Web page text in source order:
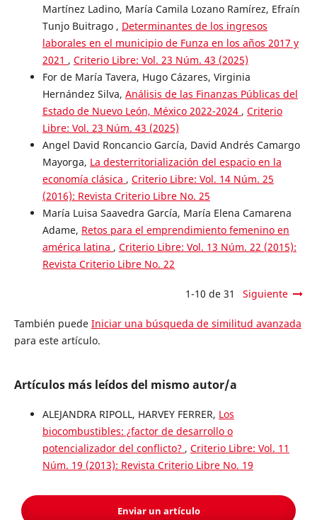
Martínez Ladino, María Camila Lozano Ramírez, Efraín
Tunjo Buitrago , Determinantes de los ingresos
laborales en el municipio de Funza en los años 2017 y
2021 , Criterio Libre: Vol. 23 Núm. 43 (2025)
For de María Tavera, Hugo Cázares, Virginia
Hernández Silva, Análisis de las Finanzas Públicas del
Estado de Nuevo León, México 2022-2024 , Criterio
Libre: Vol. 23 Núm. 43 (2025)
Angel David Roncancio García, David Andrés Camargo
Mayorga, La desterritorialización del espacio en la
economía clásica , Criterio Libre: Vol. 14 Núm. 25
(2016): Revista Criterio Libre No. 25
María Luisa Saavedra García, María Elena Camarena
Adame, Retos para el emprendimiento femenino en
américa latina , Criterio Libre: Vol. 13 Núm. 22 (2015):
Revista Criterio Libre No. 22
1-10 de 31 Siguiente
También puede Iniciar una búsqueda de similitud avanzada
para este artículo.
Artículos más leídos del mismo autor/a
ALEJANDRA RIPOLL, HARVEY FERRER, Los
biocombustibles: ¿factor de desarrollo o
potencializador del conflicto? , Criterio Libre: Vol. 11
Núm. 19 (2013): Revista Criterio Libre No. 19
Enviar un artículo